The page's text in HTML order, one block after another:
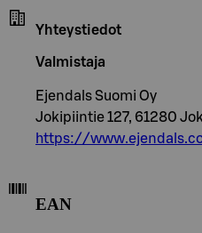
Yhteystiedot
Valmistaja
Ejendals Suomi Oy
Jokipiintie 127, 61280
https://
EAN